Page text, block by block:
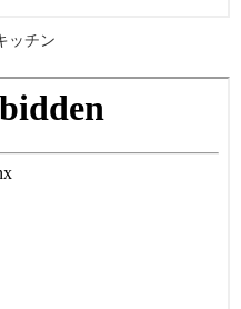
ッチン